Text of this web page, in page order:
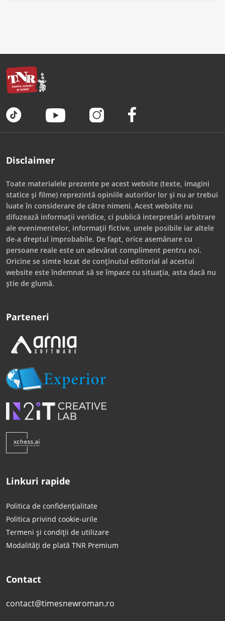
Disclaimer
Toate materialele prezente pe acest website (texte, imagini
statice și filme) reprezintă opiniile autorilor lor și nu ar trebui
luate în considerare de către nimeni. Acest website nu
difuzează informații veridice, ci publică interpretări arbitrare
ale evenimentelor, informații fictive, unele posibile iar altele
de-a dreptul improbabile. De fapt, orice asemănare cu
persoane reale este un adevărat compliment pentru noi.
Oricine se simte lezat de conținutul editorial al acestui
website este îndemnat să se împace cu situația, asta dacă nu
știe de glumă.
Parteneri
Linkuri rapide
Politica de confidențialitate
Politica privind cookie-urile
Termeni și condiții de utilizare
Modalități de plată TNR Premium
Contact
contact@timesnewroman.ro